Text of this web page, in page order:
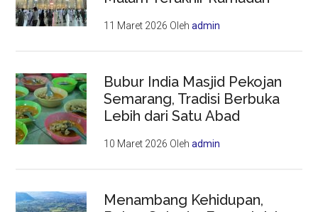
11 Maret 2026 Olehadmin
Bubur India Masjid Pekojan
Semarang, Tradisi Berbuka
Lebih dari Satu Abad
10 Maret 2026 Olehadmin
Menambang Kehidupan,